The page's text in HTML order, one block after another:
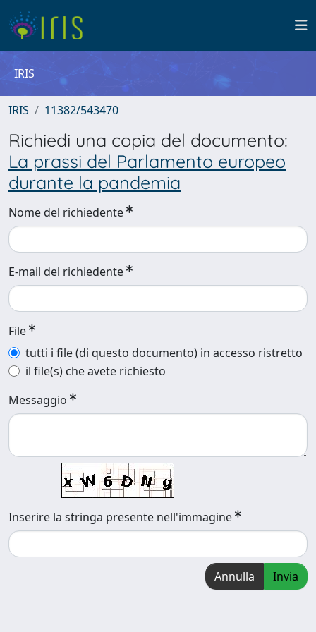
IRIS
IRIS 11382/543470
Richiedi una copia del documento:
La prassi del Parlamento europeo
durante la pandemia
Nome del richiedente
E-mail del richiedente
File
tutti i file (di questo documento) in accesso ristretto
il file(s) che avete richiesto
Messaggio
Inserire la stringa presente nell'immagine
Annulla Invia